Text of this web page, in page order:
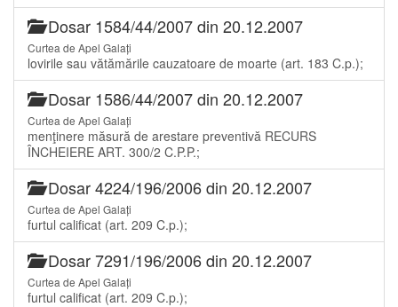
Dosar 1584/44/2007 din 20.12.2007
Curtea de Apel Galați
lovirile sau vătămările cauzatoare de moarte (art. 183 C.p.);
Dosar 1586/44/2007 din 20.12.2007
Curtea de Apel Galați
menţinere măsură de arestare preventivă RECURS
ÎNCHEIERE ART. 300/2 C.P.P.;
Dosar 4224/196/2006 din 20.12.2007
Curtea de Apel Galați
furtul calificat (art. 209 C.p.);
Dosar 7291/196/2006 din 20.12.2007
Curtea de Apel Galați
furtul calificat (art. 209 C.p.);